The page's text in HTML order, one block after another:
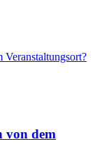
von dem